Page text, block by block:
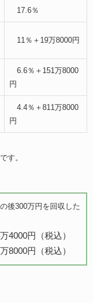
17.6％
11％＋19万8000円
6.6％＋151万8000
円
4.4％＋811万8000
円
す。
後300万円を回収した
円（税込）
円（税込）